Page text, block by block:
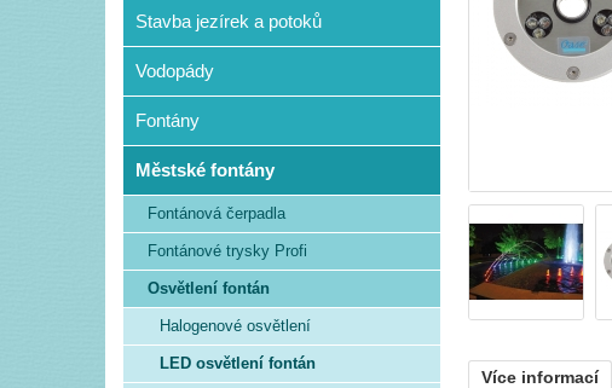
Více informací
Stavba jezírek a potoků
Vodopády
Fontány
Městské fontány
Fontánová čerpadla
Fontánové trysky Profi
Osvětlení fontán
Halogenové osvětlení
LED osvětlení fontán